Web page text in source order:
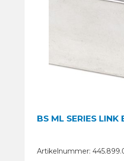
BS ML SERIES LINK
Artikelnummer: